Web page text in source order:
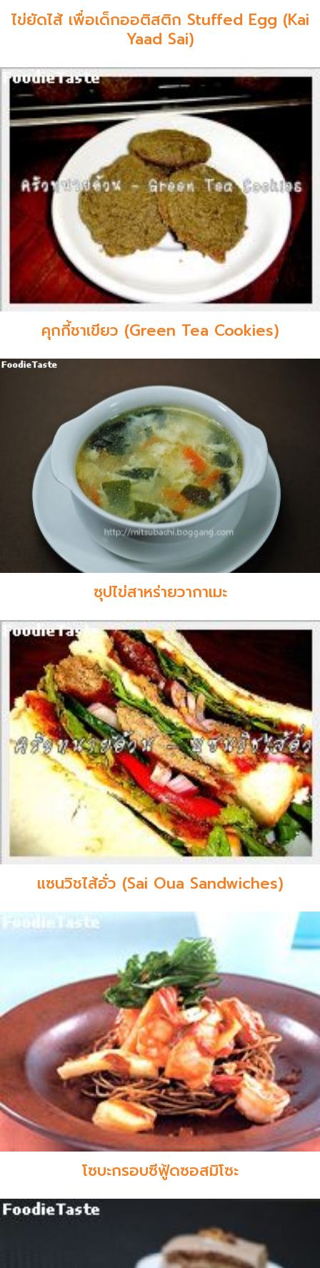
ไข่ยัดไส้ เพื่อเด็กออติสติก Stuffed Egg (Kai
Yaad Sai)
คุกกี้ชาเขียว (Green Tea Cookies)
ซุปไข่สาหร่ายวากาเมะ
แซนวิชไส้อั่ว (Sai Oua Sandwiches)
โซบะกรอบซีฟู้ดซอสมิโซะ